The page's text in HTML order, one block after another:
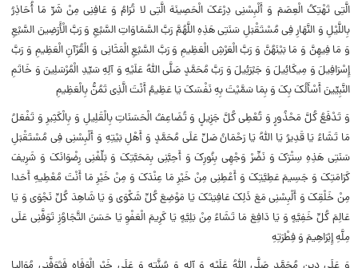
الَّتِی تَهْتِکُ الْعِصَمَ وَ أَلْبِسْنِی دِرْعَکَ الْحَصِینَهَ الَّتِی لا تُرَامُ وَ عَافِنِی مِنْ شَرِّ مَا أُحَاذِرُ
بِاللَّیْلِ وَ النَّهَارِ فِی مُسْتَقْبَلِ سَنَتِی هَذِهِ اللَّهُمَّ رَبَّ السَّمَاوَاتِ السَّبْعِ وَ رَبَّ الْأَرَضِینَ السَّبْعِ
وَ مَا فِیهِنَّ وَ مَا بَیْنَهُنَّ وَ رَبَّ الْعَرْشِ الْعَظِیمِ وَ رَبَّ السَّبْعِ الْمَثَانِی وَ الْقُرْآنِ الْعَظِیمِ وَ رَبَّ
إِسْرَافِیلَ وَ مِیکَائِیلَ وَ جَبْرَئِیلَ وَ رَبَّ مُحَمَّدٍ صَلَّى اللَّهُ عَلَیْهِ وَ آلِهِ سَیِّدِ الْمُرْسَلِینَ وَ خَاتَمِ
النَّبِیِّینَ أَسْأَلُکَ بِکَ وَ بِمَا سَمَّیْتَ بِهِ نَفْسَکَ یَا عَظِیمُ أَنْتَ الَّذِی تَمُنُّ بِالْعَظِیمِ
وَ تَدْفَعُ کُلَّ مَحْذُورٍ وَ تُعْطِی کُلَّ جَزِیلٍ وَ تُضَاعِفُ الْحَسَنَاتِ بِالْقَلِیلِ وَ بِالْکَثِیرِ وَ تَفْعَلُ
مَا تَشَاءُ یَا قَدِیرُ یَا اللَّهُ یَا رَحْمَانُ صَلِّ عَلَى مُحَمَّدٍ وَ أَهْلِ بَیْتِهِ وَ أَلْبِسْنِی فِی مُسْتَقْبَلِ
سَنَتِی هَذِهِ سِتْرَکَ وَ نَضِّرْ وَجْهِی بِنُورِکَ وَ أَحِبَّنِی بِمَحَبَّتِکَ وَ بَلِّغْنِی رِضْوَانَکَ وَ شَرِیفَ
کَرَامَتِکَ وَ جَسِیمَ عَطِیَّتِکَ وَ أَعْطِنِی مِنْ خَیْرِ مَا عِنْدَکَ وَ مِنْ خَیْرِ مَا أَنْتَ مُعْطِیهِ أَحَدا
مِنْ خَلْقِکَ وَ أَلْبِسْنِی مَعَ ذَلِکَ عَافِیَتَکَ یَا مَوْضِعَ کُلِّ شَکْوَى وَ یَا شَاهِدَ کُلِّ نَجْوَى وَ یَا
عَالِمَ کُلِّ خَفِیَّهٍ وَ یَا دَافِعَ مَا تَشَاءُ مِنْ بَلِیَّهٍ یَا کَرِیمَ الْعَفْوِ یَا حَسَنَ التَّجَاوُزِ تَوَفَّنِی عَلَى
مِلَّهِ إِبْرَاهِیمَ وَ فِطْرَتِهِ